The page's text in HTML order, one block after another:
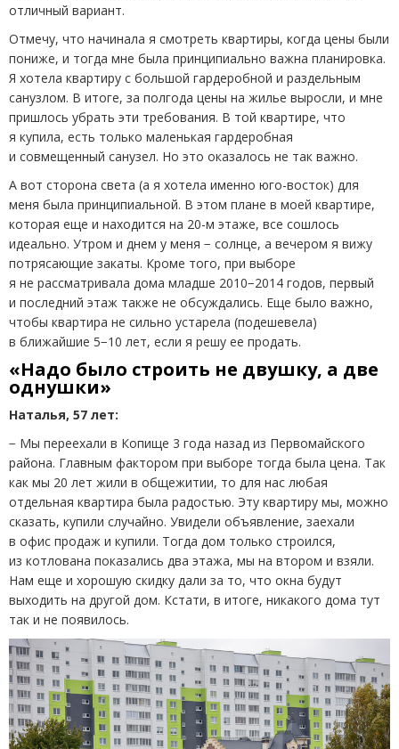
отличный вариант.
Отмечу, что начинала я смотреть квартиры, когда цены были
пониже, и тогда мне была принципиально важна планировка.
Я хотела квартиру с большой гардеробной и раздельным
санузлом. В итоге, за полгода цены на жилье выросли, и мне
пришлось убрать эти требования. В той квартире, что
я купила, есть только маленькая гардеробная
и совмещенный санузел. Но это оказалось не так важно.
А вот сторона света (а я хотела именно юго-восток) для
меня была принципиальной. В этом плане в моей квартире,
которая еще и находится на 20-м этаже, все сошлось
идеально. Утром и днем у меня − солнце, а вечером я вижу
потрясающие закаты. Кроме того, при выборе
я не рассматривала дома младше 2010−2014 годов, первый
и последний этаж также не обсуждались. Еще было важно,
чтобы квартира не сильно устарела (подешевела)
в ближайшие 5−10 лет, если я решу ее продать.
«Надо было строить не двушку, а две
однушки»
Наталья, 57 лет:
− Мы переехали в Копище 3 года назад из Первомайского
района. Главным фактором при выборе тогда была цена. Так
как мы 20 лет жили в общежитии, то для нас любая
отдельная квартира была радостью. Эту квартиру мы, можно
сказать, купили случайно. Увидели объявление, заехали
в офис продаж и купили. Тогда дом только строился,
из котлована показались два этажа, мы на втором и взяли.
Нам еще и хорошую скидку дали за то, что окна будут
выходить на другой дом. Кстати, в итоге, никакого дома тут
так и не появилось.